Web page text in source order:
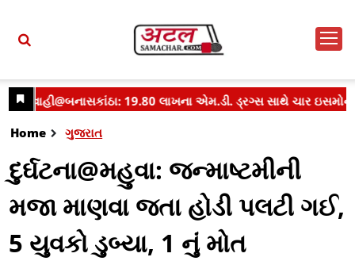
Home ગુજરાત
દુર્ઘટના@મહુવા: જન્માષ્ટમીની
મજા માણવા જતા હોડી પલટી ગઈ,
5 યુવકો ડુબ્યા, 1 નું મોત